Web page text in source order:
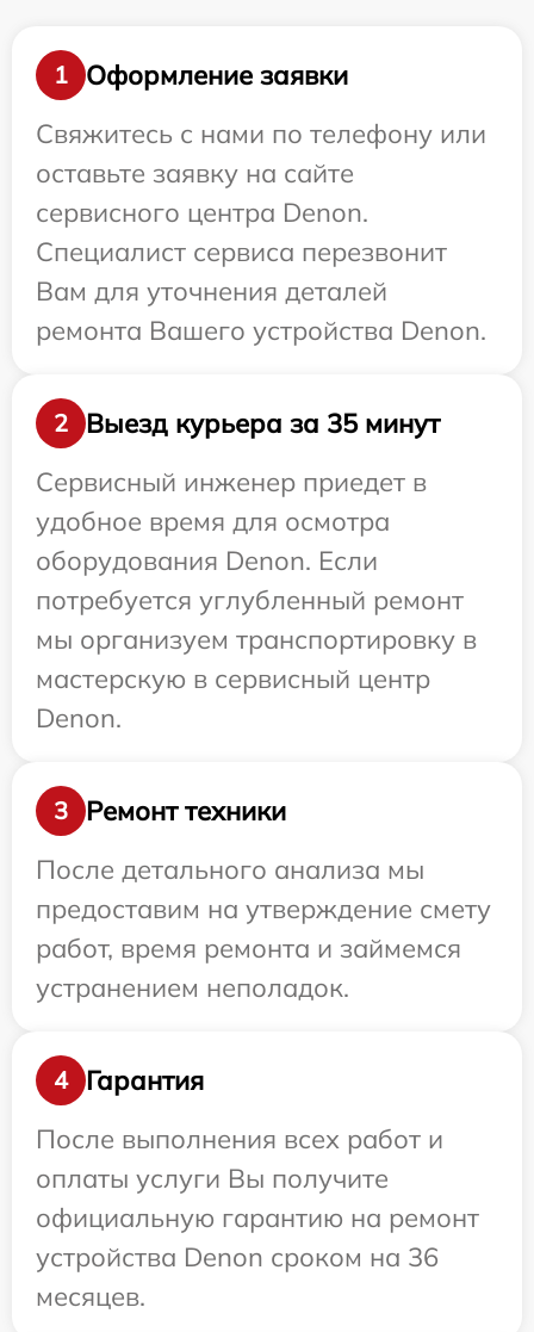
1
Оформление заявки
Свяжитесь с нами по телефону или
оставьте заявку на сайте
сервисного центра Denon.
Специалист сервиса перезвонит
Вам для уточнения деталей
ремонта Вашего устройства Denon.
2
Выезд курьера за 35 минут
Сервисный инженер приедет в
удобное время для осмотра
оборудования Denon. Если
потребуется углубленный ремонт
мы организуем транспортировку в
мастерскую в сервисный центр
Denon.
3
Ремонт техники
После детального анализа мы
предоставим на утверждение смету
работ, время ремонта и займемся
устранением неполадок.
4
Гарантия
После выполнения всех работ и
оплаты услуги Вы получите
официальную гарантию на ремонт
устройства Denon сроком на 36
месяцев.